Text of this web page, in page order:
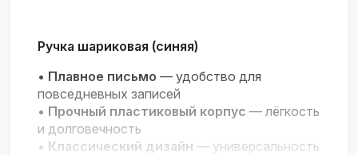
Ручка шариковая (синяя)
• Плавное письмо — удобство для
повседневных записей
• Прочный пластиковый корпус — лёгкость
и долговечность
• Классический дизайн — универсальность